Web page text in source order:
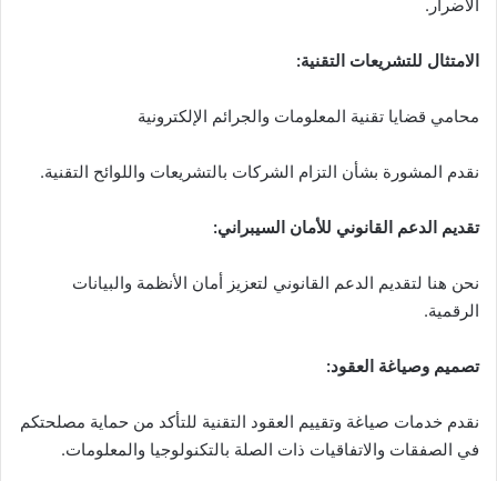
الأضرار.
الامتثال للتشريعات التقنية:
محامي قضايا تقنية المعلومات والجرائم الإلكترونية
نقدم المشورة بشأن التزام الشركات بالتشريعات واللوائح التقنية.
تقديم الدعم القانوني للأمان السيبراني:
نحن هنا لتقديم الدعم القانوني لتعزيز أمان الأنظمة والبيانات
الرقمية.
تصميم وصياغة العقود:
نقدم خدمات صياغة وتقييم العقود التقنية للتأكد من حماية مصلحتكم
في الصفقات والاتفاقيات ذات الصلة بالتكنولوجيا والمعلومات.